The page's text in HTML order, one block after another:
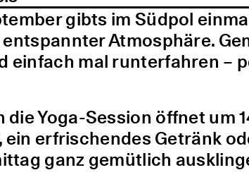
gibts im Südpol
entspannter Atmosphäre.
einfach mal runterfahren –
die Yoga-Session öffnet um
ein erfrischendes Getränk
ganz gemütlich